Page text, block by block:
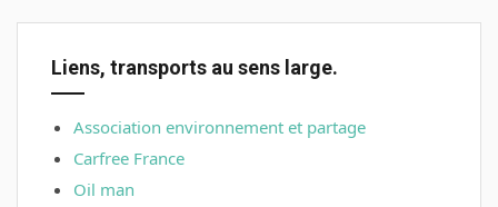
Liens, transports au sens large.
Association environnement et partage
Carfree France
Oil man